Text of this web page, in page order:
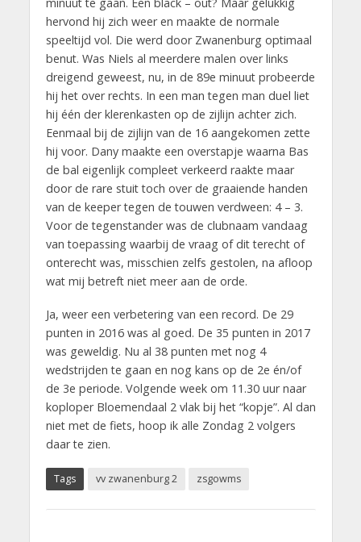
hervond hij zich weer en maakte de normale
speeltijd vol. Die werd door Zwanenburg optimaal
benut. Was Niels al meerdere malen over links
dreigend geweest, nu, in de 89e minuut probeerde
hij het over rechts. In een man tegen man duel liet
hij één der klerenkasten op de zijlijn achter zich.
Eenmaal bij de zijlijn van de 16 aangekomen zette
hij voor. Dany maakte een overstapje waarna Bas
de bal eigenlijk compleet verkeerd raakte maar
door de rare stuit toch over de graaiende handen
van de keeper tegen de touwen verdween: 4 – 3.
Voor de tegenstander was de clubnaam vandaag
van toepassing waarbij de vraag of dit terecht of
onterecht was, misschien zelfs gestolen, na afloop
wat mij betreft niet meer aan de orde.
Ja, weer een verbetering van een record. De 29
punten in 2016 was al goed. De 35 punten in 2017
was geweldig. Nu al 38 punten met nog 4
wedstrijden te gaan en nog kans op de 2e én/of
de 3e periode. Volgende week om 11.30 uur naar
koploper Bloemendaal 2 vlak bij het “kopje”. Al dan
niet met de fiets, hoop ik alle Zondag 2 volgers
daar te zien.
Tags vv zwanenburg 2 zsgowms